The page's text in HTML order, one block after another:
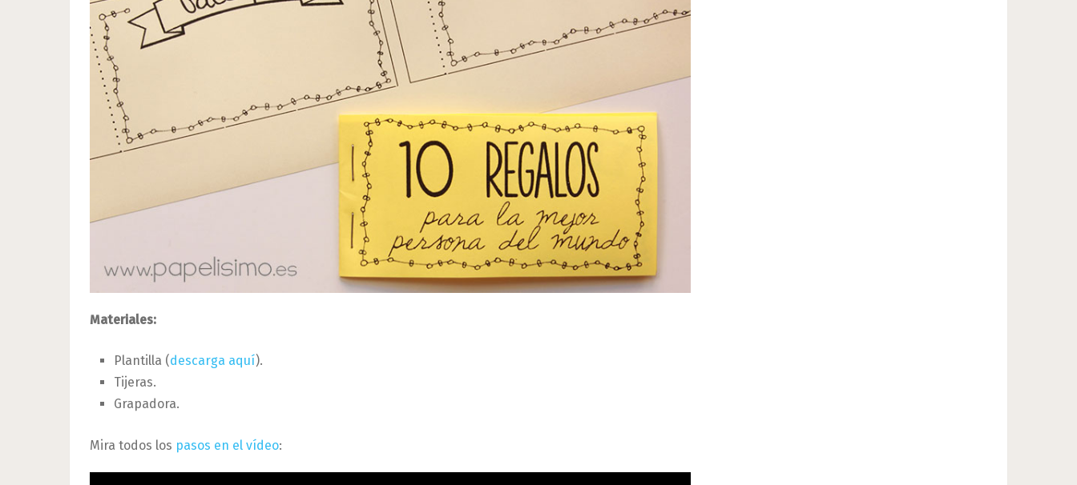
Materiales:
Plantilla (descarga aquí).
Tijeras.
Grapadora.
Mira todos los pasos en el vídeo: